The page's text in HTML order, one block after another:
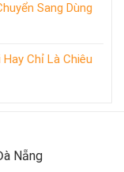
Sang Dùng
Chỉ Là Chiêu
Nẵng